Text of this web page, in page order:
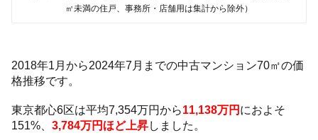
㎡未満の住戸、事務所・店舗用は集計から除外）
2018年1月から2024年7月までの中古マンション70㎡の価
格推移です。
東京都心6区は平均7,354万円から11,138万円 におよそ
151%、3,784万円ほど上昇しました。